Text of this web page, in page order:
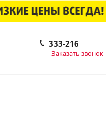
333-216
Заказать звонок